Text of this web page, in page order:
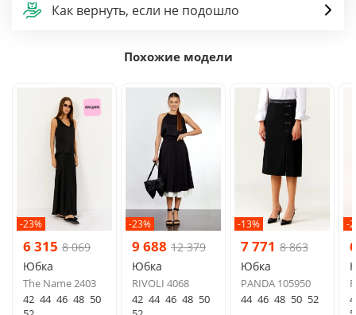
Как вернуть, если не подошло
Похожие модели
-23%
6 315 8 069
Юбка
The Name 2403
42 44 46 48 50
-23%
9 688 12 379
Юбка
RIVOLI 4068
42 44 46 48 50
-13%
7 771 8 863
Юбка
PANDA 105950
44 46 48 50 52
-